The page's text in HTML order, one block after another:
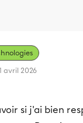
avril 2026
si j'ai bien